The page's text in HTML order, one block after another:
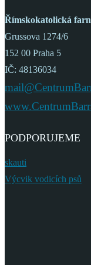
Římskokatolická
Grussova 1274/6
152 00 Praha 5
IČ: 48136034
PODPORUJEME
skauti
Výcvik vodicích psů